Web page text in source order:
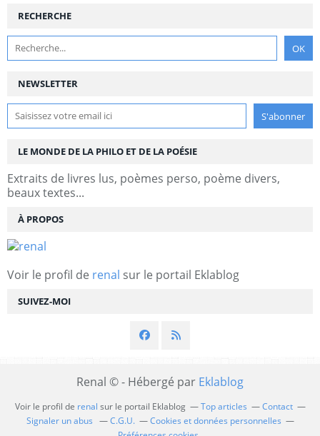
NEWSLETTER
SUIVEZ-MOI
RECHERCHE
LE MONDE DE LA PHILO ET DE LA POÉSIE
Extraits de livres lus, poèmes perso, poème divers,
beaux textes...
À PROPOS
Voir le profil de renal sur le portail Eklablog
Renal © - Hébergé par Eklablog
Voir le profil de renal sur le portail Eklablog Top articles
Contact
Signaler un abus
C.G.U.
Cookies et données personnelles